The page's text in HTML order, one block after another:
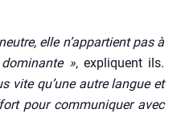
elle n’appartient pas à
», expliquent ils.
vite qu’une autre langue et
pour com­mu­ni­quer avec